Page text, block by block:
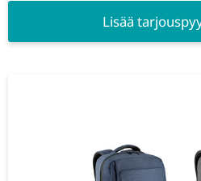
Lisää